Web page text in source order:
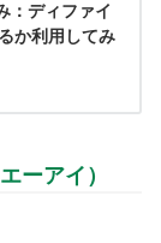
：ディファイ
か利用してみ
ーアイ）